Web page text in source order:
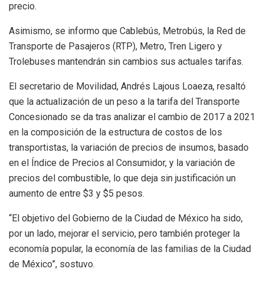
precio.
Asimismo, se informo que Cablebús, Metrobús, la Red de
Transporte de Pasajeros (RTP), Metro, Tren Ligero y
Trolebuses mantendrán sin cambios sus actuales tarifas.
El secretario de Movilidad, Andrés Lajous Loaeza, resaltó
que la actualización de un peso a la tarifa del Transporte
Concesionado se da tras analizar el cambio de 2017 a 2021
en la composición de la estructura de costos de los
transportistas, la variación de precios de insumos, basado
en el Índice de Precios al Consumidor, y la variación de
precios del combustible, lo que deja sin justificación un
aumento de entre $3 y $5 pesos.
“El objetivo del Gobierno de la Ciudad de México ha sido,
por un lado, mejorar el servicio, pero también proteger la
economía popular, la economía de las familias de la Ciudad
de México”, sostuvo.